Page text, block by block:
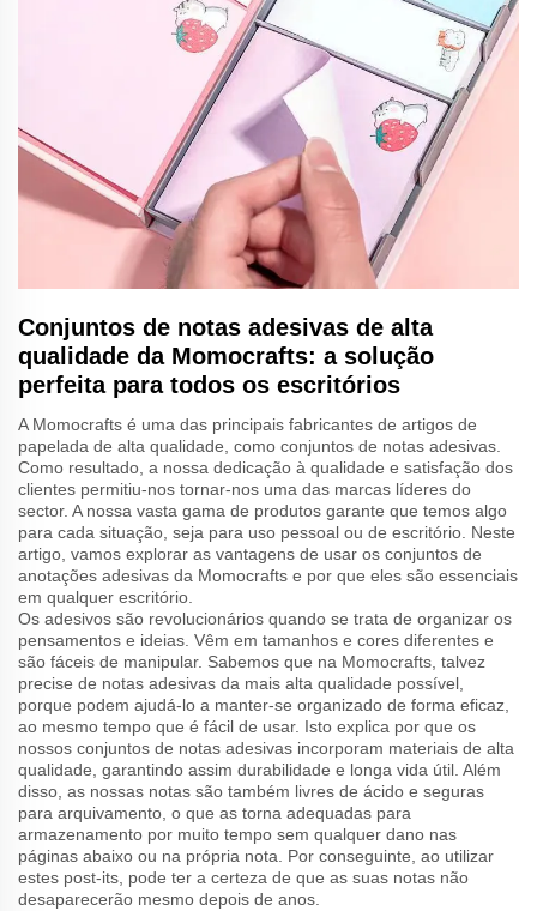
Conjuntos de notas adesivas de alta
qualidade da Momocrafts: a solução
perfeita para todos os escritórios
A Momocrafts é uma das principais fabricantes de artigos de
papelada de alta qualidade, como conjuntos de notas adesivas.
Como resultado, a nossa dedicação à qualidade e satisfação dos
clientes permitiu-nos tornar-nos uma das marcas líderes do
sector. A nossa vasta gama de produtos garante que temos algo
para cada situação, seja para uso pessoal ou de escritório. Neste
artigo, vamos explorar as vantagens de usar os conjuntos de
anotações adesivas da Momocrafts e por que eles são essenciais
em qualquer escritório.
Os adesivos são revolucionários quando se trata de organizar os
pensamentos e ideias. Vêm em tamanhos e cores diferentes e
são fáceis de manipular. Sabemos que na Momocrafts, talvez
precise de notas adesivas da mais alta qualidade possível,
porque podem ajudá-lo a manter-se organizado de forma eficaz,
ao mesmo tempo que é fácil de usar. Isto explica por que os
nossos conjuntos de notas adesivas incorporam materiais de alta
qualidade, garantindo assim durabilidade e longa vida útil. Além
disso, as nossas notas são também livres de ácido e seguras
para arquivamento, o que as torna adequadas para
armazenamento por muito tempo sem qualquer dano nas
páginas abaixo ou na própria nota. Por conseguinte, ao utilizar
estes post-its, pode ter a certeza de que as suas notas não
desaparecerão mesmo depois de anos.